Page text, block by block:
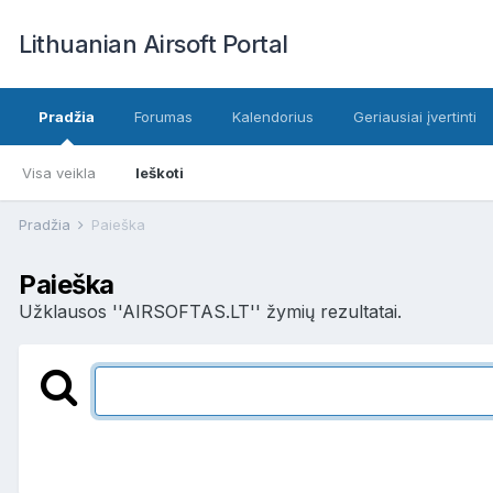
Lithuanian Airsoft Portal
Pradžia
Visa veikla Ieškoti
Forumas Kalendorius Geriausiai įvertinti
Pradžia Paieška
Paieška
Užklausos ''AIRSOFTAS.LT'' žymių rezultatai.